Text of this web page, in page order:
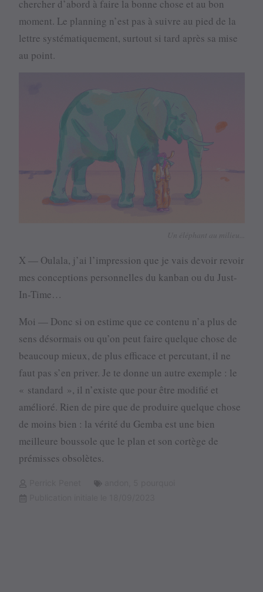
chercher d’abord à faire la bonne chose et au bon
moment. Le planning n’est pas à suivre au pied de la
lettre systématiquement, surtout si tard après sa mise
au point.
Un éléphant au milieu...
X — Oulala, j’ai l’impression que je vais devoir revoir
mes conceptions personnelles du kanban ou du Just-
In-Time…
Moi — Donc si on estime que ce contenu n’a plus de
sens désormais ou qu’on peut faire quelque chose de
beaucoup mieux, de plus efficace et percutant, il ne
faut pas s’en priver. Je te donne un autre exemple : le
« standard », il n’existe que pour être modifié et
amélioré. Rien de pire que de produire quelque chose
de moins bien : la vérité du Gemba est une bien
meilleure boussole que le plan et son cortège de
prémisses obsolètes.